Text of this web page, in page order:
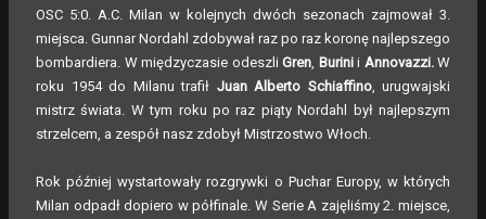
OSC 5:0. A.C. Milan w kolejnych dwóch sezonach zajmował 3.
miejsca. Gunnar Nordahl zdobywał raz po raz koronę najlepszego
bombardiera. W międzyczasie odeszli Gren Burinii Annovazzi.W
roku 1954 do Milanu trafił Juan Alberto Schiaffino, urugwajski
mistrz świata. W tym roku po raz piąty Nordahl był najlepszym
strzelcem, a zespół nasz zdobył Mistrzostwo Włoch.
Rok później wystartowały rozgrywki o Puchar Europy, w których
Milan odpadł dopiero w półfinale. W Serie A zajęliśmy 2. miejsce,